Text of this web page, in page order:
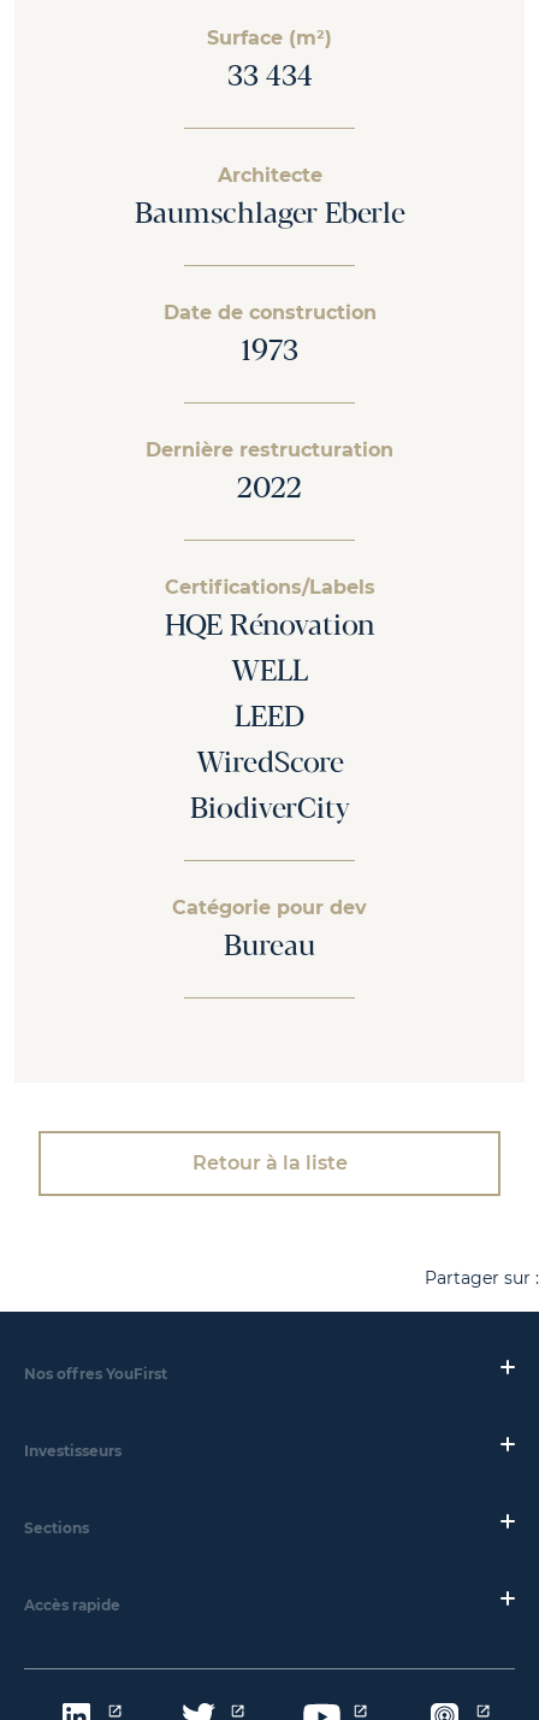
Surface (m²)
33 434
Architecte
Baumschlager Eberle
Date de construction
1973
Dernière restructuration
2022
Certifications/Labels
HQE Rénovation
WELL
LEED
WiredScore
BiodiverCity
Catégorie pour dev
Bureau
Retour à la liste
Partager sur :
Nos offres YouFirst
Investisseurs
Sections
Accès rapide